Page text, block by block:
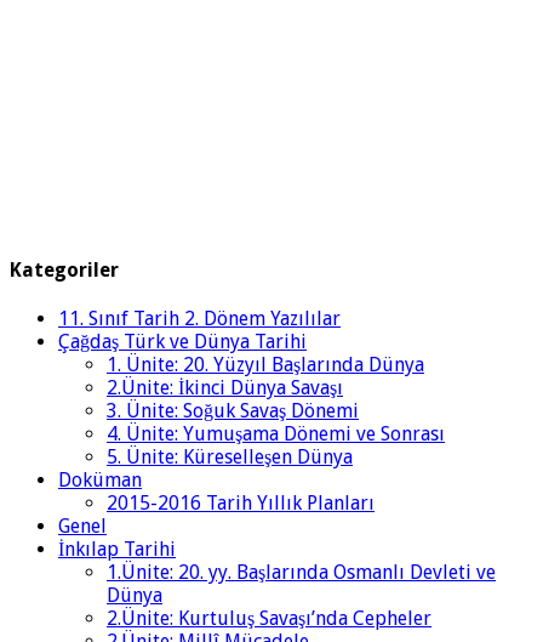
Kategoriler
11. Sınıf Tarih 2. Dönem Yazılılar
Çağdaş Türk ve Dünya Tarihi
1. Ünite: 20. Yüzyıl Başlarında Dünya
2.Ünite: İkinci Dünya Savaşı
3. Ünite: Soğuk Savaş Dönemi
4. Ünite: Yumuşama Dönemi ve Sonrası
5. Ünite: Küreselleşen Dünya
Doküman
2015-2016 Tarih Yıllık Planları
Genel
İnkılap Tarihi
1.Ünite: 20. yy. Başlarında Osmanlı Devleti ve
Dünya
2.Ünite: Kurtuluş Savaşı’nda Cepheler